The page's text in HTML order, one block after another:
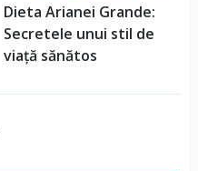
Dieta Arianei Grande:
Secretele unui stil de
viață sănătos